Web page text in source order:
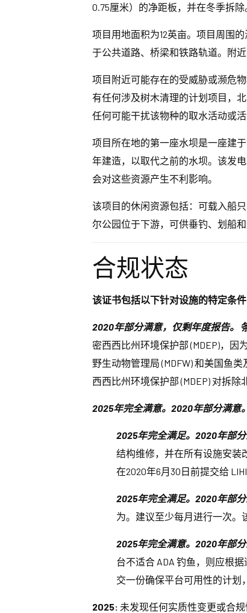
0.75厘米）的净距板，并在冬季拆除
项目用地面积为12英亩。项目周围
于公共道路、桥梁和铁路轨道。附
项目附近可能存在的受威胁或濒危
有任何涉及树木清理的计划项目，
任何可能干扰该物种的取水活动或活
项目所在地的第一座水坝是一座建
年建造，以取代之前的水坝。该发
会对这些资源产生不利影响。
该项目的休闲资源包括：可载入船
尔公园位于下游，可供垂钓、划船
合规状态
该证书包括以下针对设施的特定条件
2020年部分满意，仅剩年度报告。
密西西比州环境保护部 (MDEP)，因
野生动物管理局 (MDFW) 和美国鱼
西西比州环境保护部 (MDEP) 对拆
2025年完全满意。2020年部分满意。
2025年完全满足。2020年部
结构维修，并在所有设施安装
在2020年6月30日前提交给
2025年完全满足。2020年部
为。建议至少每月进行一次。
2025年完全满意。2020年部
台不适合 ADA 钓鱼，则应根
交一份确保平台可用性的计划
2025: 未发现任何实质性变更或合